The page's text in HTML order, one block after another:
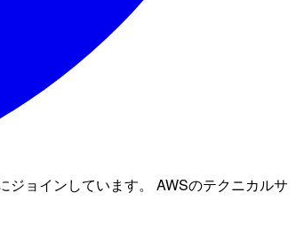
ョインしています。 AWSのテクニカルサ